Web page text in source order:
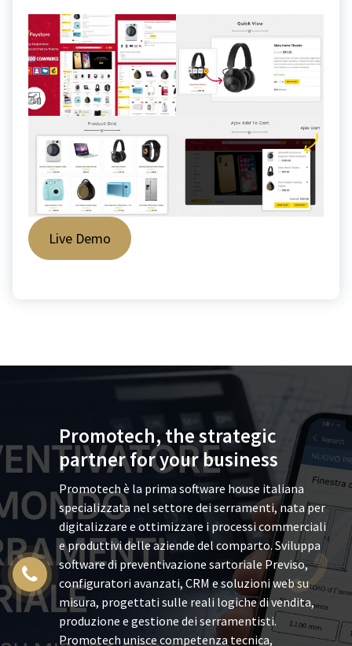
Live Demo
Promotech, the strategic
partner for your business
Promotech è la prima software house italiana
specializzata nel settore dei serramenti, nata per
digitalizzare e ottimizzare i processi commerciali
e produttivi delle aziende del comparto. Sviluppa
software di preventivazione sartoriale Previso,
configuratori avanzati, CRM e soluzioni web su
misura, progettati sulle reali logiche di vendita,
produzione e gestione dei serramentisti.
Promotech unisce competenza tecnica,